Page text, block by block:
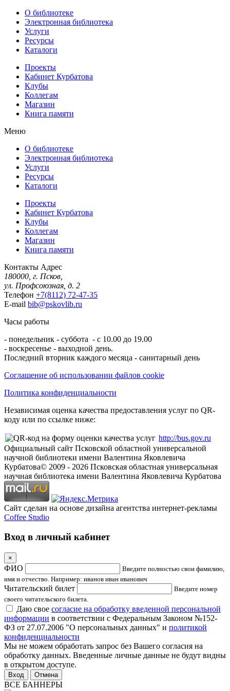
О библиотеке
Электронная библиотека
Услуги
Ресурсы
Каталоги
Проекты
Кабинет Курбатова
Клубы
Коллегам
Магазин
Книга памяти
Меню
О библиотеке
Электронная библиотека
Услуги
Ресурсы
Каталоги
Проекты
Кабинет Курбатова
Клубы
Коллегам
Магазин
Книга памяти
Контакты Адрес
180000, г. Псков,
ул. Профсоюзная, д. 2
Телефон +7(8112) 72-47-35
E-mail bib@pskovlib.ru
Часы работы
- понедельник - суббота - с 10.00 до 19.00
- воскресенье - выходной день.
Последний вторник каждого месяца - санитарный день
Соглашение об использовании файлов cookie
Политика конфиденциальности
Независимая оценка качества предоставления услуг по QR-
коду или по ссылке ниже:
http://bus.gov.ru
Официальный сайт Псковской областной универсальной
научной библиотеки имени Валентина Яковлевича
Курбатова© 2009 - 2026 Псковская областная универсальная
научная библиотека имени Валентина Яковлевича Курбатова
Сайт сделан на основе дизайна агентства интернет-рекламы
Coffee Studio
Вход в личный кабинет
×
ФИО
Введите полностью свои фамилию,
имя и отчество. Например: иванов иван иванович
Читательский билет
Введите номер
своего читательского билета.
Даю свое согласие на обработку введенной персональной
информации в соответствии с Федеральным Законом №152-
ФЗ от 27.07.2006 "О персональных данных" и политикой
конфиденциальности
Мы не можем обработать запрос без Вашего согласия на
обработку данных. Введенные личные данные не будут видны
в открытом доступе.
Отмена
ВСЕ БАННЕРЫ